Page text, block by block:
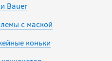
Bauer
с маской
коньки